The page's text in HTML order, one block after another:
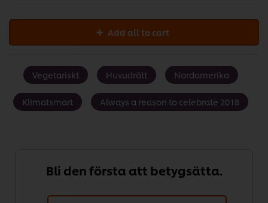
Add all to cart
Vegetariskt Huvudrätt Nordamerika
Klimatsmart Always a reason to celebrate 2018
Bli den första att betygsätta.